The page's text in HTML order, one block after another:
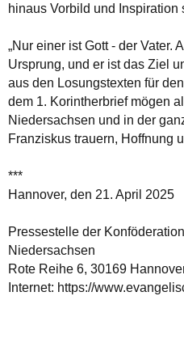
hinaus Vorbild und Inspiration
„Nur einer ist Gott - der Vater.
Ursprung, und er ist das Ziel
aus den Losungstexten für
dem 1. Korintherbrief mögen
Niedersachsen und in der
Franziskus trauern, Hoffnung
***
Hannover, den 21. April 2025
Pressestelle der
Niedersachsen
Rote Reihe 6, 30169
Internet: https://